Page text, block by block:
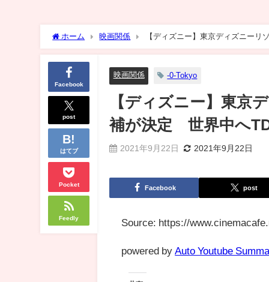
ホーム 映画関係 【ディズニー】東京ディズニー
Facebook
post
はてブ
Pocket
Feedly
映画関係 -0-Tokyo
【ディズニー】東京
補が決定 世界中へ
2021年9月22日 2021年9月22日
Facebook post
Source: https://
powered by Auto Youtube